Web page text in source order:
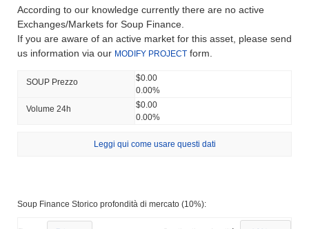
According to our knowledge currently there are no active
Exchanges/Markets for Soup Finance.
If you are aware of an active market for this asset, please send
us information via our MODIFY PROJECT form.
SOUP Prezzo
$0.00
0.00%
Volume 24h
$0.00
0.00%
Leggi qui come usare questi dati
Soup Finance Storico profondità di mercato (10%):